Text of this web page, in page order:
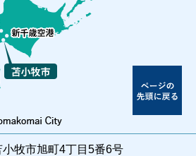
牧市旭町4丁目5番6号